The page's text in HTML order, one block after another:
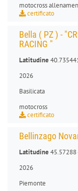
motocross
certificato
Bella ( PZ ) -
RACING "
Latitudine
2026
Basilicata
motocross
certificato
Bellinzago
Latitudine45.57288
2026
Piemonte